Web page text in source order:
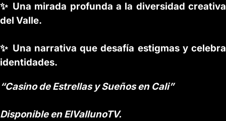
✨ Una mirada profunda a la diversidad creativa
del Valle.
✨ Una narrativa que desafía estigmas y celebra
identidades.
“Casino de Estrellas y Sueños en Cali”
Disponible en ElVallunoTV.